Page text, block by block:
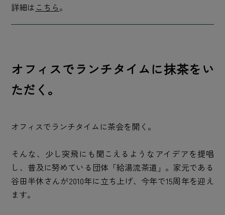
詳細は こちら。
オフィスでランチタイムに抹茶をい
ただく。
オフィスでランチタイムに茶会を開く。
そんな、少し突飛にも聞こえるようなアイデアを提唱
し、普及に努めている団体「給湯流茶道」。家元である
谷田半休さんが2010年に立ち上げ、今年で15周年を迎え
ます。